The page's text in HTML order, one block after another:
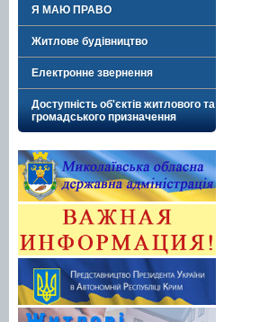
Я МАЮ ПРАВО
Житлове будівництво
Електронне звернення
Доступність об'єктів житлового та
громадського призначення